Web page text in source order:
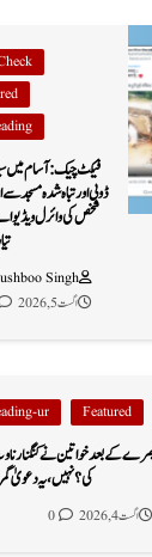
فیکٹ چیک: آسام میں
ڈوبی اور تباہ شدہ مسجد
شخص کی وائرل
Singh
اگست 5, 2026
Featured
ur
کے بعد خواتین نے کنگنا
کی؟ نہیں، یہ دعویٰ
اگست 4, 2026 0